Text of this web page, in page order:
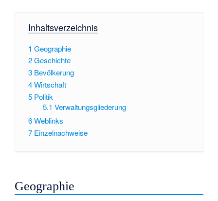
Inhaltsverzeichnis
1 Geographie
2Geschichte
3 Bevölkerung
4Wirtschaft
5 Politik
5.1 Verwaltungsgliederung
6Weblinks
7 Einzelnachweise
Geographie